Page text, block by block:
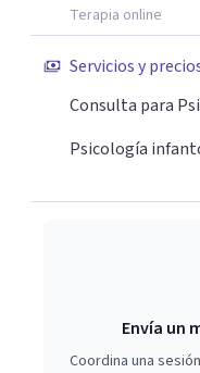
Terapia online
Servicios y
Consulta para
Psicología
Envía un
Coordina una